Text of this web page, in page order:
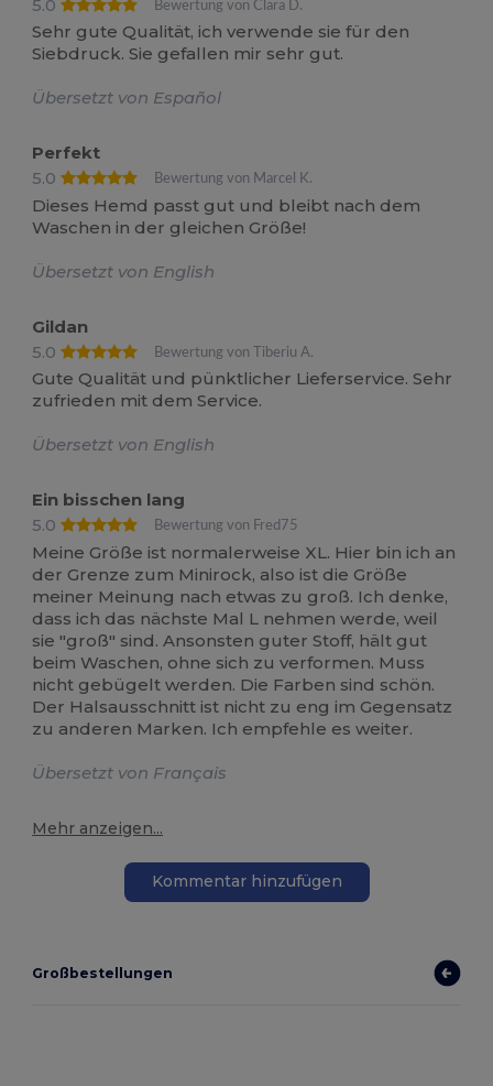
5.0 Bewertung von Clara D.
Sehr gute Qualität, ich verwende sie für den
Siebdruck. Sie gefallen mir sehr gut.
Übersetzt von Español
Perfekt
5.0
Bewertung von Marcel K.
Dieses Hemd passt gut und bleibt nach dem
Waschen in der gleichen Größe!
Übersetzt von English
Gildan
5.0
Bewertung von Tiberiu A.
Gute Qualität und pünktlicher Lieferservice. Sehr
zufrieden mit dem Service.
Übersetzt von English
Ein bisschen lang
5.0
Bewertung von Fred75
Meine Größe ist normalerweise XL. Hier bin ich an
der Grenze zum Minirock, also ist die Größe
meiner Meinung nach etwas zu groß. Ich denke,
dass ich das nächste Mal L nehmen werde, weil
sie "groß" sind. Ansonsten guter Stoff, hält gut
beim Waschen, ohne sich zu verformen. Muss
nicht gebügelt werden. Die Farben sind schön.
Der Halsausschnitt ist nicht zu eng im Gegensatz
zu anderen Marken. Ich empfehle es weiter.
Übersetzt von Français
Mehr anzeigen...
Kommentar hinzufügen
Großbestellungen